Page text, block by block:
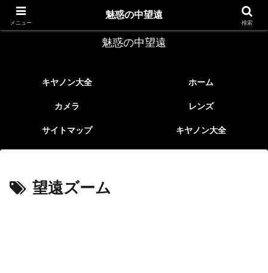
レトロなEFレンズ
魅惑の中望遠
キヤノン大全 ホーム
カメラ レンズ
サイトマップ キヤノン大全
望遠ズーム
メニュー
魅惑の中望遠
検索